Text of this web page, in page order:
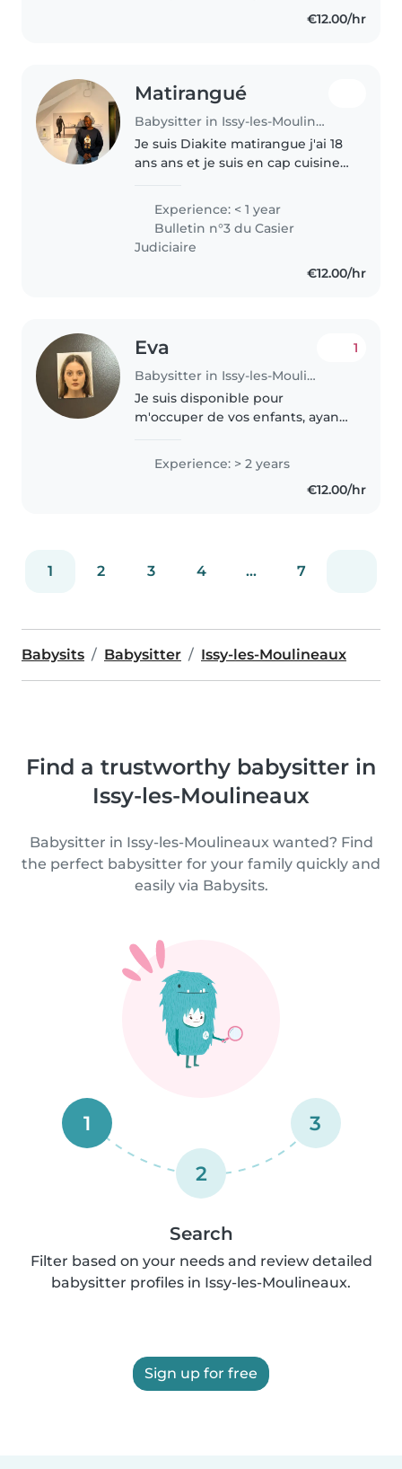
sérieuse, patiente, responsable€12.00/hr
Matirangué
Babysitter in Issy-les-Moulineaux
Je suis Diakite matirangue j'ai 18
ans ans et je suis en cap cuisine
veux développer mes
expériences et auusi pour mes
besoins personnels !
Experience: < 1 year
Bulletin n°3 du Casier
Judiciaire
€12.00/hr
Eva
Babysitter in Issy-les-Moulineaux
1
Je suis disponible pour
m'occuper de vos enfants, ayant
plusieurs frères et soeurs, je suis
prête à m'occuper d'enfants de
tout âge. Enthousiaste, c'est..
Experience: > 2 years
€12.00/hr
1 2 3 4 ... 7
Babysits Babysitter Issy-les-Moulineaux
Find a trustworthy babysitter in
Issy-les-Moulineaux
Babysitter in Issy-les-Moulineaux wanted? Find
the perfect babysitter for your family quickly and
easily via Babysits.
1
2
3
Search
Filter based on your needs and review detailed
babysitter profiles in Issy-les-Moulineaux.
Sign up for free